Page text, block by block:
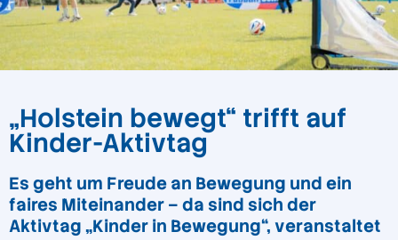
„Holstein bewegt“ trifft auf
Kinder-Aktivtag
Es geht um Freude an Bewegung und ein
faires Miteinander – da sind sich der
Aktivtag „Kinder in Bewegung“, veranstaltet